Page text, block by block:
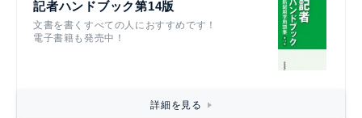
記者ハンドブック第14版
文書を書くすべての人におすすめです！
電子書籍も発売中！
詳細を見る